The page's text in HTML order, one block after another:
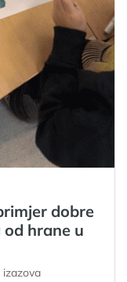
dobre
hrane u